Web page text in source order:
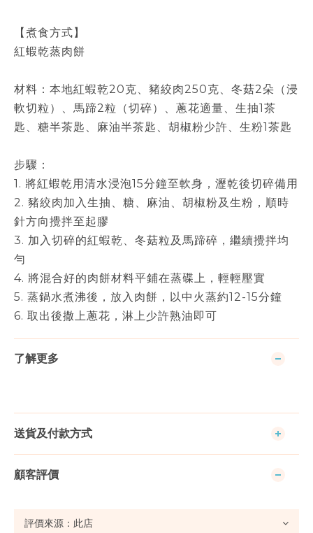
【煮食方式】
紅蝦乾蒸肉餅
材料：本地紅蝦乾20克、豬絞肉250克、冬菇2朵（浸
軟切粒）、馬蹄2粒（切碎）、蔥花適量、生抽1茶
匙、糖半茶匙、麻油半茶匙、胡椒粉少許、生粉1茶匙
步驟：
1. 將紅蝦乾用清水浸泡15分鐘至軟身，瀝乾後切碎備用
2. 豬絞肉加入生抽、糖、麻油、胡椒粉及生粉，順時
針方向攪拌至起膠
3. 加入切碎的紅蝦乾、冬菇粒及馬蹄碎，繼續攪拌均
勻
4. 將混合好的肉餅材料平鋪在蒸碟上，輕輕壓實
5. 蒸鍋水煮沸後，放入肉餅，以中火蒸約12-15分鐘
6. 取出後撒上蔥花，淋上少許熟油即可
了解更多
送貨及付款方式
顧客評價